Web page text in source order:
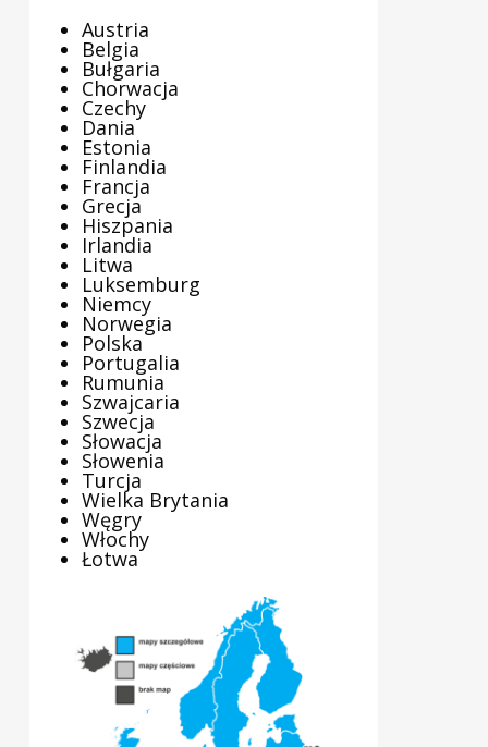
Austria
Belgia
Bułgaria
Chorwacja
Czechy
Dania
Estonia
Finlandia
Francja
Grecja
Hiszpania
Irlandia
Litwa
Luksemburg
Niemcy
Norwegia
Polska
Portugalia
Rumunia
Szwajcaria
Szwecja
Słowacja
Słowenia
Turcja
Wielka Brytania
Węgry
Włochy
Łotwa